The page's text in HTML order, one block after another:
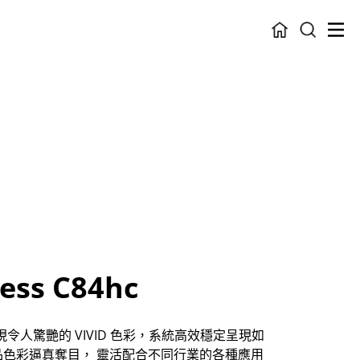
C84hc
人驚艷的 VIVID 色彩，系統高效穩定呈現如
彩逼真奪目， 靈活配合不同行業的各種應用